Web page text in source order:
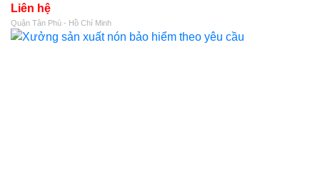
Liên hệ
Quận Tân Phú - Hồ Chí Minh